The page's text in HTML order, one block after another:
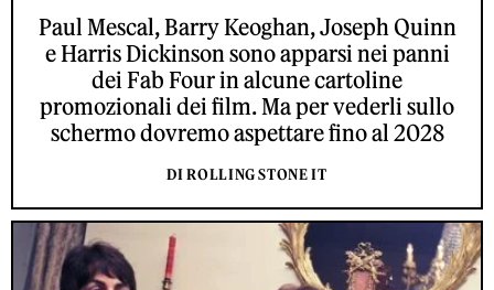
Paul Mescal, Barry Keoghan, Joseph Quinn
e Harris Dickinson sono apparsi nei panni
dei Fab Four in alcune cartoline
promozionali dei film. Ma per vederli sullo
schermo dovremo aspettare fino al 2028
DI ROLLING STONE IT